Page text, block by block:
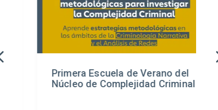
Primera Escuela de Verano del
Núcleo de Complejidad Criminal